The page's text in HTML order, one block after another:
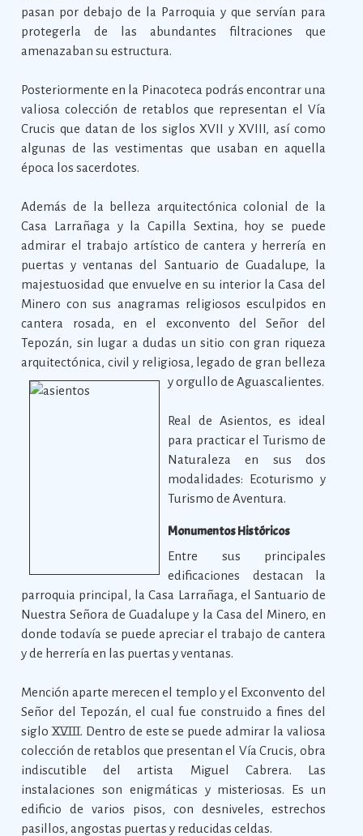
pasan por debajo de la Parroquia y que servían para
protegerla de las abundantes filtraciones que
amenazaban su estructura.
Posteriormente en la Pinacoteca podrás encontrar una
valiosa colección de retablos que representan el Vía
Crucis que datan de los siglos XVII y XVIII, así como
algunas de las vestimentas que usaban en aquella
época los sacerdotes.
Además de la belleza arquitectónica colonial de la
Casa Larrañaga y la Capilla Sextina, hoy se puede
admirar el trabajo artístico de cantera y herrería en
puertas y ventanas del Santuario de Guadalupe, la
majestuosidad que envuelve en su interior la Casa del
Minero con sus anagramas religiosos esculpidos en
cantera rosada, en el exconvento del Señor del
Tepozán, sin lugar a dudas un sitio con gran riqueza
arquitectónica, civil y religiosa, legado de gran belleza
y orgullo de Aguascalientes.
Real de Asientos, es ideal
para practicar el Turismo de
Naturaleza en sus dos
modalidades: Ecoturismo y
Turismo de Aventura.
Monumentos Históricos
Entre sus principales
edificaciones destacan la
parroquia principal, la Casa Larrañaga, el Santuario de
Nuestra Señora de Guadalupe y la Casa del Minero, en
donde todavía se puede apreciar el trabajo de cantera
y de herrería en las puertas y ventanas.
Mención aparte merecen el templo y el Exconvento del
Señor del Tepozán, el cual fue construido a fines del
siglo XVIII. Dentro de este se puede admirar la valiosa
colección de retablos que presentan el Vía Crucis, obra
indiscutible del artista Miguel Cabrera. Las
instalaciones son enigmáticas y misteriosas. Es un
edificio de varios pisos, con desniveles, estrechos
pasillos, angostas puertas y reducidas celdas.